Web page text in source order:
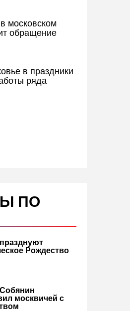
московском
обращение
в праздники
ряда
ПО
Рождество
москвичей с